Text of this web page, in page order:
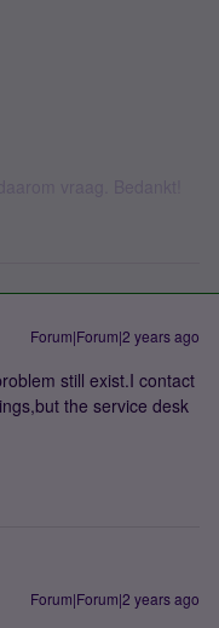
Forum|Forum|2 years ago
still exist.I contact
the service desk
Forum|Forum|2 years ago